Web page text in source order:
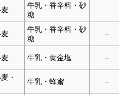
牛乳・香辛料・砂
糖
牛乳・香辛料・砂
糖
－
牛乳・黄金塩 －
・
牛乳・蜂蜜 －